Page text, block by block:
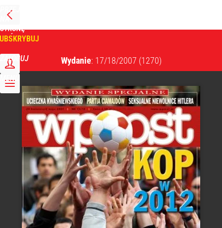
PRZEJDŹ
NA
STRONĘ
GŁÓWNĄ
ZALOGUJ
MENU
Wydanie: 17/18/2007 (1270)